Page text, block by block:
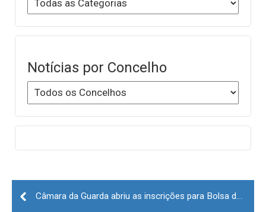
Notícias por Concelho
Post
navigation